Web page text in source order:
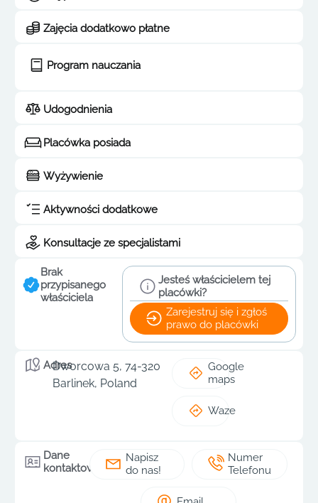
Zajęcia dodatkowo płatne
Program nauczania
Udogodnienia
Placówka posiada
Wyżywienie
Aktywności dodatkowe
Konsultacje ze specjalistami
Brak
przypisanego
właściciela
Jesteś właścicielem tej
placówki?
Zarejestruj się i zgłoś
prawo do placówki
Adres
Dworcowa 5, 74-320
Barlinek, Poland
Google
maps
Waze
Dane
kontaktowe
Napisz
do nas!
Numer
Telefonu